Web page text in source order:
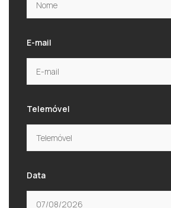
E-mail
Telemóvel
Data